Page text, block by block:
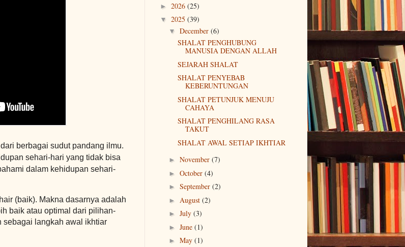
berbagai sudut pandang ilmu.
sehari-hari yang tidak bisa
dalam kehidupan sehari-
(baik). Makna dasarnya adalah
baik atau optimal dari pilihan-
sebagai langkah awal ikhtiar
► 2026 (25)
▼ 2025 (39)
▼ December (6)
SHALAT PENGHUBUNG
MANUSIA DENGAN ALLAH
SEJARAH SHALAT
SHALAT PENYEBAB
KEBERUNTUNGAN
SHALAT PETUNJUK MENUJU
CAHAYA
SHALAT PENGHILANG RASA
TAKUT
SHALAT AWAL SETIAP IKHTIAR
► November (7)
► October (4)
► September (2)
► August (2)
► July (3)
► June (1)
► May (1)